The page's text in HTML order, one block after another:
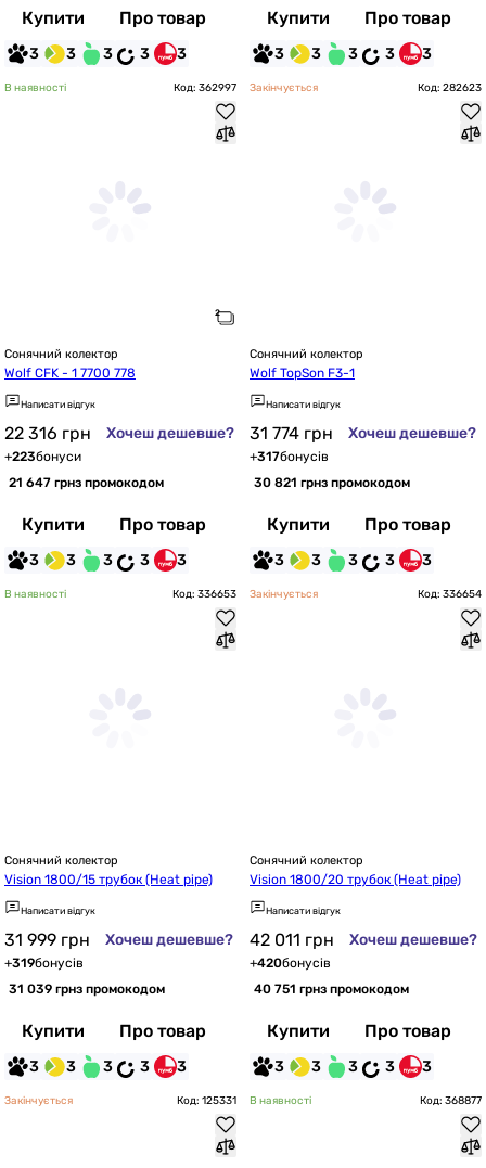
Купити Про товар
3 3 3 3 3
Купити Про товар
3 3 3 3 3
В наявності Код: 362997
Сонячний колектор
Wolf CFK - 1 7700 778
Написати відгук
22 316 грн Хочеш дешевше?
+223бонуси
21 647 грнз промокодом
Купити Про товар
3 3 3 3 3
Закінчується Код: 282623
Сонячний колектор
Wolf TopSon F3-1
Написати відгук
31 774 грн Хочеш дешевше?
+317бонусів
30 821 грнз промокодом
Купити Про товар
3 3 3 3 3
В наявності Код: 336653
Сонячний колектор
Vision 1800/15 трубок (Heat pipe)
Написати відгук
31 999 грн Хочеш дешевше?
+319бонусів
31 039 грнз промокодом
Купити Про товар
3 3 3 3 3
Закінчується Код: 336654
Сонячний колектор
Vision 1800/20 трубок (Heat pipe)
Написати відгук
42 011 грн Хочеш дешевше?
+420бонусів
40 751 грнз промокодом
Купити Про товар
3 3 3 3 3
Закінчується Код: 125331 В наявності Код: 368877